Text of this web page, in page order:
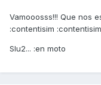
Vamooosss!!! Que nos
:contentisim :contentisim
Slu2... :en moto